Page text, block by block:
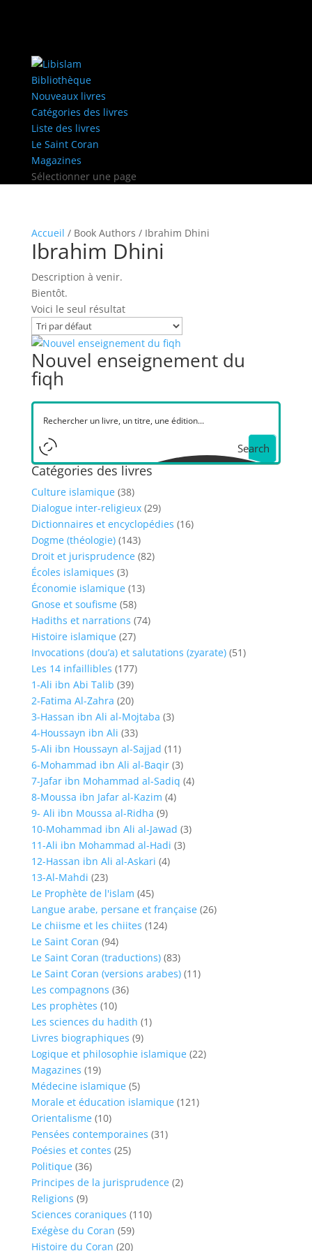
Bibliothèque
Nouveaux livres
Catégories des livres
Liste des livres
Le Saint Coran
Magazines
Sélectionner une page
Accueil / Book Authors / Ibrahim Dhini
Ibrahim Dhini
Description à venir.
Bientôt.
Voici le seul résultat
Nouvel enseignement du
fiqh
Search
Catégories des livres
Culture islamique (38)
Dialogue inter-religieux (29)
Dictionnaires et encyclopédies (16)
Dogme (théologie) (143)
Droit et jurisprudence (82)
Écoles islamiques (3)
Économie islamique (13)
Gnose et soufisme (58)
Hadiths et narrations (74)
Histoire islamique (27)
Invocations (dou’a) et salutations (zyarate) (51)
Les 14 infaillibles (177)
1-Ali ibn Abi Talib (39)
2-Fatima Al-Zahra (20)
3-Hassan ibn Ali al-Mojtaba (3)
4-Houssayn ibn Ali (33)
5-Ali ibn Houssayn al-Sajjad (11)
6-Mohammad ibn Ali al-Baqir (3)
7-Jafar ibn Mohammad al-Sadiq (4)
8-Moussa ibn Jafar al-Kazim (4)
9- Ali ibn Moussa al-Ridha (9)
10-Mohammad ibn Ali al-Jawad (3)
11-Ali ibn Mohammad al-Hadi (3)
12-Hassan ibn Ali al-Askari (4)
13-Al-Mahdi (23)
Le Prophète de l'islam (45)
Langue arabe, persane et française (26)
Le chiisme et les chiites (124)
Le Saint Coran (94)
Le Saint Coran (traductions) (83)
Le Saint Coran (versions arabes) (11)
Les compagnons (36)
Les prophètes (10)
Les sciences du hadith (1)
Livres biographiques (9)
Logique et philosophie islamique (22)
Magazines (19)
Médecine islamique (5)
Morale et éducation islamique (121)
Orientalisme (10)
Pensées contemporaines (31)
Poésies et contes (25)
Politique (36)
Principes de la jurisprudence (2)
Religions (9)
Sciences coraniques (110)
Exégèse du Coran (59)
Histoire du Coran (20)